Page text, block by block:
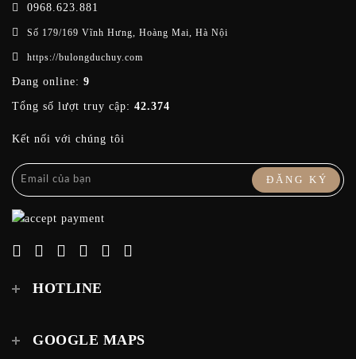
0968.623.881
Số 179/169 Vĩnh Hưng, Hoàng Mai, Hà Nội
https://bulongduchuy.com
Đang online: 9
Tổng số lượt truy cập: 42.374
Kết nối với chúng tôi
ĐĂNG KÝ
HOTLINE
GOOGLE MAPS